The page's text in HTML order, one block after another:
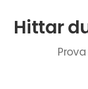
Hittar